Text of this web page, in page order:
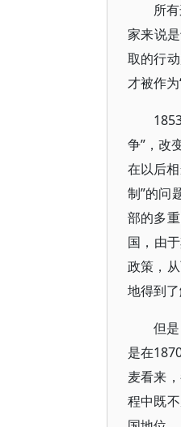
所
家来说
取的行
才被作
争”，改
在以后
制”的问
部的多
国，由
政策，
地得到了
但
是在
麦看来
程中既